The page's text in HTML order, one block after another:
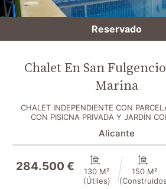
Reservado
Chalet En San
Marina
CHALET INDEPENDIENTE CON
CON PISICNA PRIVADA Y JARDÍN
Alicante
284.500 €
130 M²
(útiles)
150 M²